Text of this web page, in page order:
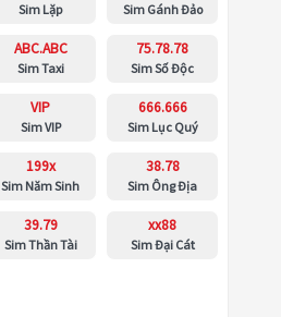
Sim Lặp Sim Gánh Đảo
ABC.ABC
Sim Taxi
75.78.78
Sim Số Độc
VIP
Sim VIP
666.666
Sim Lục Quý
199x
Sim Năm Sinh
38.78
Sim Ông Địa
39.79
Sim Thần Tài
xx88
Sim Đại Cát